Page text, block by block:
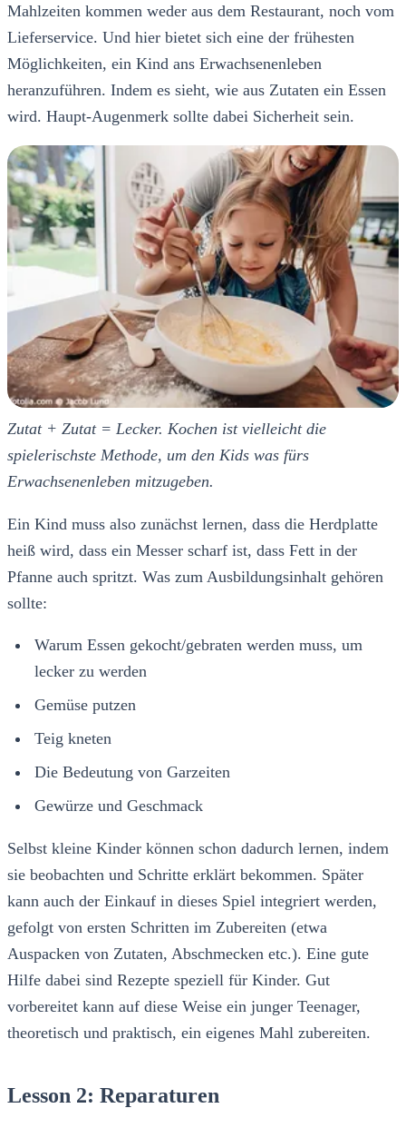
Mahlzeiten kommen weder aus dem Restaurant, noch vom
Lieferservice. Und hier bietet sich eine der frühesten
Möglichkeiten, ein Kind ans Erwachsenenleben
heranzuführen. Indem es sieht, wie aus Zutaten ein Essen
wird. Haupt-Augenmerk sollte dabei Sicherheit sein.
Zutat + Zutat = Lecker. Kochen ist vielleicht die
spielerischste Methode, um den Kids was fürs
Erwachsenenleben mitzugeben.
Ein Kind muss also zunächst lernen, dass die Herdplatte
heiß wird, dass ein Messer scharf ist, dass Fett in der
Pfanne auch spritzt. Was zum Ausbildungsinhalt gehören
sollte:
Warum Essen gekocht/gebraten werden muss, um
lecker zu werden
Gemüse putzen
Teig kneten
Die Bedeutung von Garzeiten
Gewürze und Geschmack
Selbst kleine Kinder können schon dadurch lernen, indem
sie beobachten und Schritte erklärt bekommen. Später
kann auch der Einkauf in dieses Spiel integriert werden,
gefolgt von ersten Schritten im Zubereiten (etwa
Auspacken von Zutaten, Abschmecken etc.). Eine gute
Hilfe dabei sind Rezepte speziell für Kinder. Gut
vorbereitet kann auf diese Weise ein junger Teenager,
theoretisch und praktisch, ein eigenes Mahl zubereiten.
Lesson 2: Reparaturen